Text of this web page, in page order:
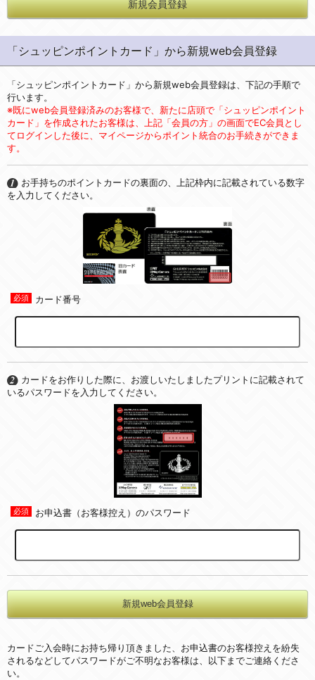
新規会員登録
「シュッピンポイントカード」から新規web会員登録
「シュッピンポイントカード」から新規web会員登録は、下記の手順で
行います。
※既にweb会員登録済みのお客様で、新たに店頭で「シュッピンポイント
カード」を作成されたお客様は、上記「会員の方」の画面でEC会員とし
てログインした後に、マイページからポイント統合のお手続きができま
す。
お手持ちのポイントカードの裏面の、上記枠内に記載されている数字
を入力してください。
カード番号
カードをお作りした際に、お渡しいたしましたプリントに記載されて
いるパスワードを入力してください。
お申込書（お客様控え）のパスワード
カードご入会時にお持ち帰り頂きました、お申込書のお客様控えを紛失
されるなどしてパスワードがご不明なお客様は、以下までご連絡くださ
い。